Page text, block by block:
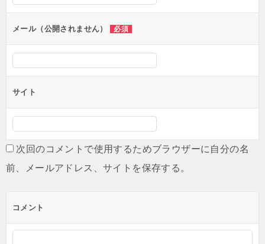
ョ
ンメール（公開されません） 必須
サイト
次回のコメントで使用するためブラウザーに自分の名
前、メールアドレス、サイトを保存する。
コメント